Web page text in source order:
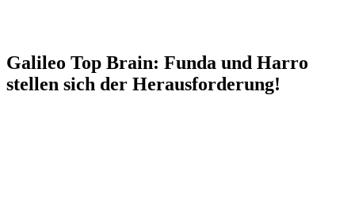
Galileo Top Brain: Funda und Harro
stellen sich der Herausforderung!